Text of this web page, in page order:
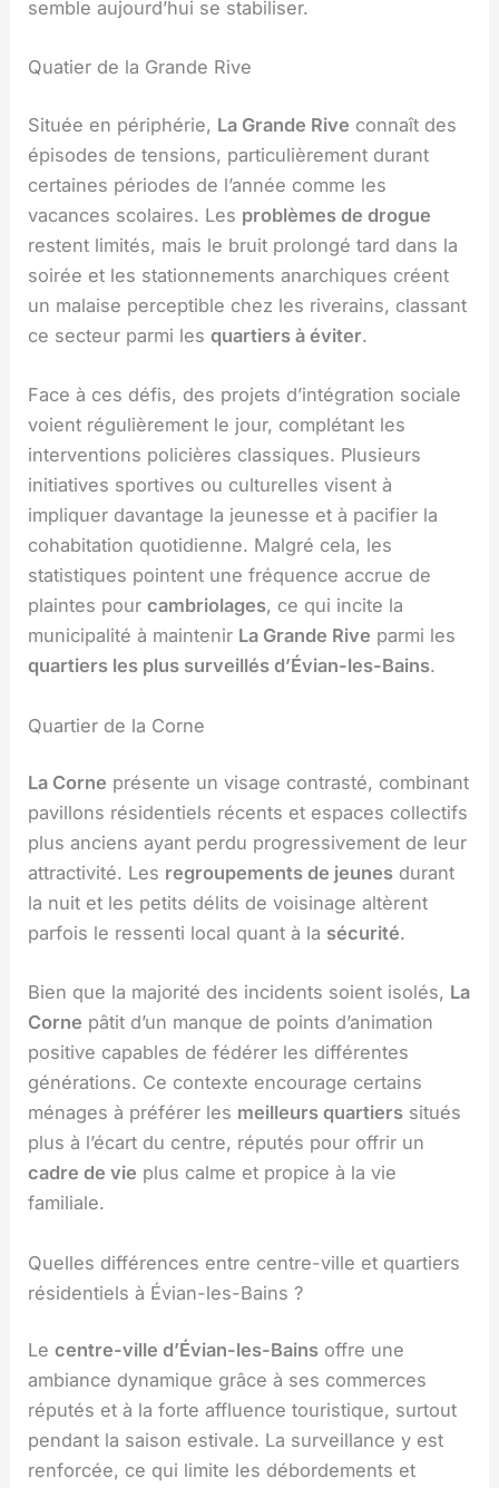
semble aujourd’hui se stabiliser.
Quatier de la Grande Rive
Située en périphérie, La Grande Rive connaît des
épisodes de tensions, particulièrement durant
certaines périodes de l’année comme les
vacances scolaires. Les problèmes de drogue
restent limités, mais le bruit prolongé tard dans la
soirée et les stationnements anarchiques créent
un malaise perceptible chez les riverains, classant
ce secteur parmi lesquartiers à éviter.
Face à ces défis, des projets d’intégration sociale
voient régulièrement le jour, complétant les
interventions policières classiques. Plusieurs
initiatives sportives ou culturelles visent à
impliquer davantage la jeunesse et à pacifier la
cohabitation quotidienne. Malgré cela, les
statistiques pointent une fréquence accrue de
plaintes pourcambriolages, ce qui incite la
municipalité à maintenir La Grande Rive parmi les
quartiers les plus surveillés d’Évian-les-Bains.
Quartier de la Corne
La Corne présente un visage contrasté, combinant
pavillons résidentiels récents et espaces collectifs
plus anciens ayant perdu progressivement de leur
attractivité. Les regroupements de jeunes durant
la nuit et les petits délits de voisinage altèrent
parfois le ressenti local quant à la sécurité.
Bien que la majorité des incidents soient isolés, La
Corne pâtit d’un manque de points d’animation
positive capables de fédérer les différentes
générations. Ce contexte encourage certains
ménages à préférer les meilleurs quartiers situés
plus à l’écart du centre, réputés pour offrir un
cadre de vie plus calme et propice à la vie
familiale.
Quelles différences entre centre-ville et quartiers
résidentiels à Évian-les-Bains ?
Lecentre-ville d’Évian-les-Bains offre une
ambiance dynamique grâce à ses commerces
réputés et à la forte affluence touristique, surtout
pendant la saison estivale. La surveillance y est
renforcée, ce qui limite les débordements et